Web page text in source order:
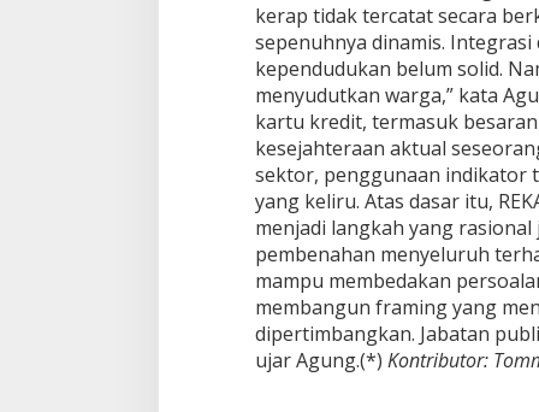
a
h
k
a
n
R
a
k
y
a
t
!
kerap tidak tercatat secara
sepenuhnya dinamis.
kependudukan belum solid.
menyudutkan warga,” kata
kartu kredit, termasuk
kesejahteraan aktual
sektor, penggunaan indikator
yang keliru. Atas dasar itu,
menjadi langkah yang
pembenahan menyeluruh
mampu membedakan
membangun framing yang
dipertimbangkan. Jabatan
ujar Agung.(*) Kontributor: